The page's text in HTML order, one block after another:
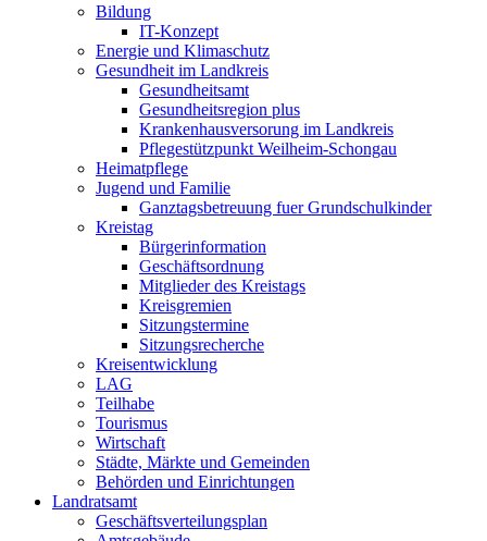
Bildung
IT-Konzept
Energie und Klimaschutz
Gesundheit im Landkreis
Gesundheitsamt
Gesundheitsregion plus
Krankenhausversorung im Landkreis
Pflegestützpunkt Weilheim-Schongau
Heimatpflege
Jugend und Familie
Ganztagsbetreuung fuer Grundschulkinder
Kreistag
Bürgerinformation
Geschäftsordnung
Mitglieder des Kreistags
Kreisgremien
Sitzungstermine
Sitzungsrecherche
Kreisentwicklung
LAG
Teilhabe
Tourismus
Wirtschaft
Städte, Märkte und Gemeinden
Behörden und Einrichtungen
Landratsamt
Geschäftsverteilungsplan